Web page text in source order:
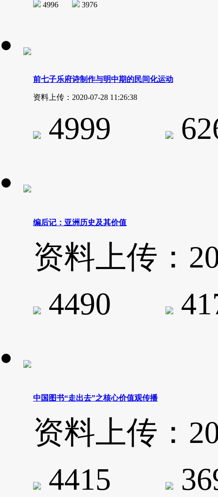
4996 3976
前七子乐府诗制作与明中期的民间化运动
资料上传：2020-07-28 11:26:38
4999
编后记：亚洲历史及其价值
资料上传：
4490
中国图书“走出去”之核心价值观传播
资料上传：
4415